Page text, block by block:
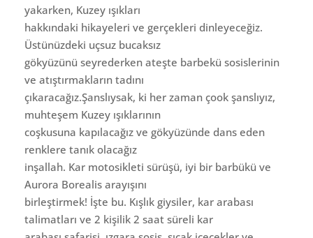
yakarken, Kuzey ışıkları
hakkındaki hikayeleri ve gerçekleri dinleyeceğiz.
Üstünüzdeki uçsuz bucaksız
gökyüzünü seyrederken ateşte barbekü sosislerinin
ve atıştırmakların tadını
çıkaracağız.Şanslıysak, ki her zaman çook şanslıyız,
muhteşem Kuzey ışıklarının
coşkusuna kapılacağız ve gökyüzünde dans eden
renklere tanık olacağız
inşallah. Kar motosikleti sürüşü, iyi bir barbükü ve
Aurora Borealis arayışını
birleştirmek! İşte bu. Kışlık giysiler, kar arabası
talimatları ve 2 kişilik 2 saat süreli kar